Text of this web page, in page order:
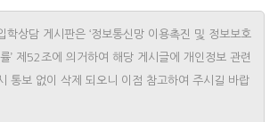
학상담 게시판은 ‘정보통신망 이용촉진 및 정보보호
’ 제52조에 의거하여 해당 게시글에 개인정보 관련
통보 없이 삭제 되오니 이점 참고하여 주시길 바랍